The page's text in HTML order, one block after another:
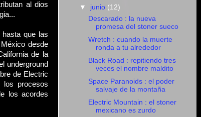
al dios
que las
desde
de la
underground
de Electric
los procesos
los acordes
▼ junio (12)
Descarado : la nueva
promesa del stoner sueco
Wretch : cuando la muerte
ronda a tu alrededor
Black Road : repitiendo tres
veces el nombre maldito
Space Paranoids : el poder
salvaje de la montaña
Electric Mountain : el stoner
mexicano es zurdo